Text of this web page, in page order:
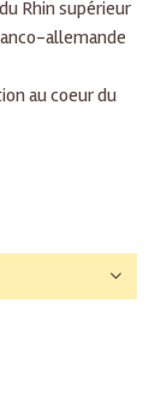
Rhin supérieur
allemande
au coeur du